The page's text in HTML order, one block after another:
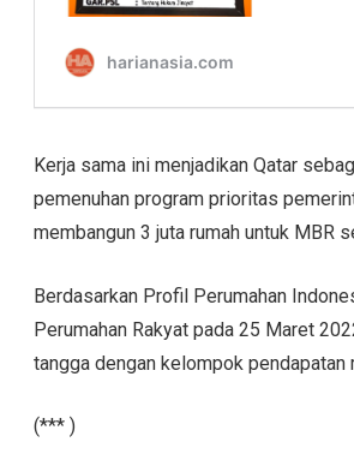
Kerja sama ini menjadikan Qatar
pemenuhan program prioritas
membangun 3 juta rumah untuk MBR
Berdasarkan Profil Perumahan
Perumahan Rakyat pada 25 Maret
tangga dengan kelompok pendapatan
(*** )